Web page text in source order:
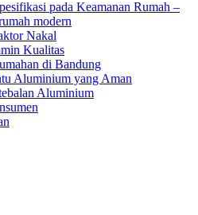
pada Keamanan Rumah –
modern
Nakal
Kualitas
di Bandung
Aluminium yang Aman
Aluminium